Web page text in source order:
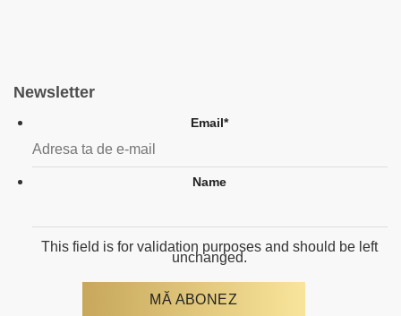
Newsletter
Email*
Name
This field is for validation purposes and should be left
unchanged.